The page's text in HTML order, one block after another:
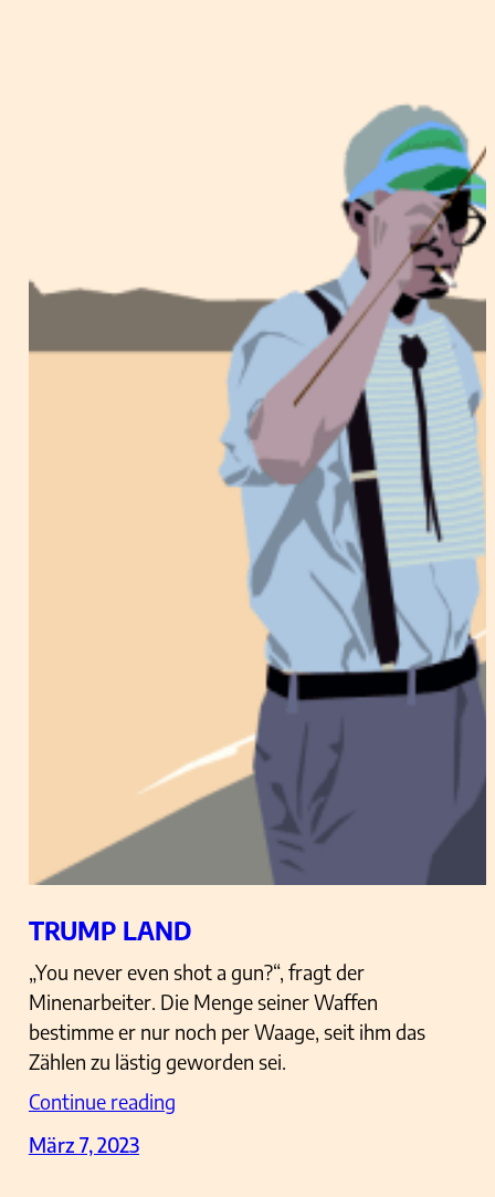
TRUMP LAND
„You never even shot a gun?“, fragt der
Minenarbeiter. Die Menge seiner Waffen
bestimme er nur noch per Waage, seit ihm das
Zählen zu lästig geworden sei.
Continue reading
März 7, 2023